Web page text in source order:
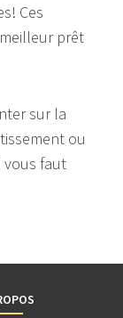
Ces
prêt
sur la
ou
vous faut